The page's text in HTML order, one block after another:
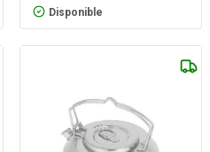
Disponible